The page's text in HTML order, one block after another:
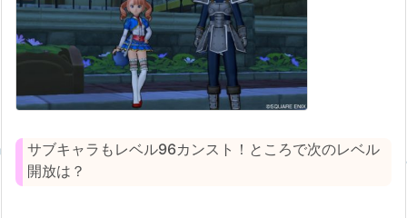
サブキャラもレベル96カンスト！ところで次のレベル
開放は？